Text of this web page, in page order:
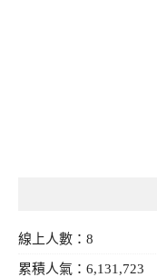
線上人數：8
累積人氣：6,131,723